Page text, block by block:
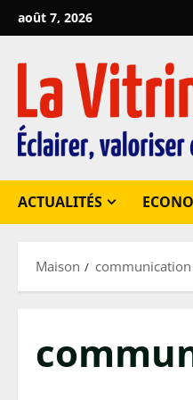
Passer
au
contenu
août 7, 2026
ACTUALITÉS
Maison